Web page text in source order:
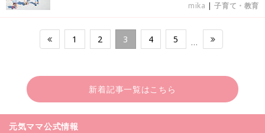
mika |子育て・教育
1 2 3 4 5 …
新着記事一覧はこちら
元気ママ公式情報